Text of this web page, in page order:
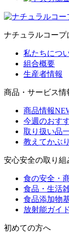
ナチュラルコープ
私たちにつ
組合概要
生産者情報
商品・サービス情
商品情報
今週のおす
取り扱い品
教えてかぶ
安心安全の取り組
食の安全・
食品・生活
食品添加物
放射能ガイ
初めての方へ